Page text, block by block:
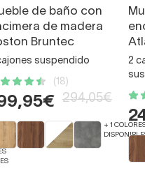
de baño con
de madera
Bruntec
suspendido
(18)
294,05€
+ 1
2